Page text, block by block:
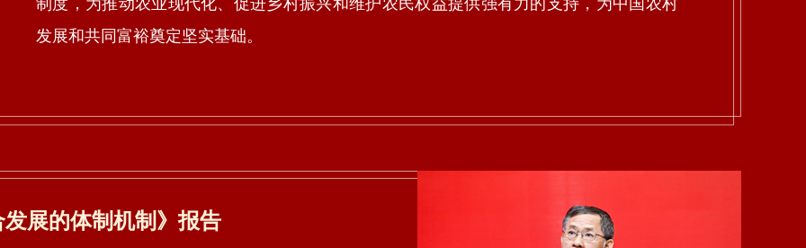
制度，为推动农业现代化、促进乡村振兴和维护农民权益提供强有力的支持，为中国农村
发展和共同富裕奠定坚实基础。
展的体制机制》报告